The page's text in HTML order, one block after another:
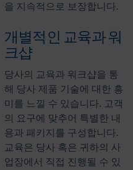
을 지속적으로 보장합니다.
개별적인 교육과 워
크샵
당사의 교육과 워크샵을 통
해 당사 제품 기술에 대한 흥
미를 느낄 수 있습니다. 고객
의 요구에 맞추어 특별한 내
용과 패키지를 구성합니다.
교육은 당사 혹은 귀하의 사
업장에서 직접 진행될 수 있